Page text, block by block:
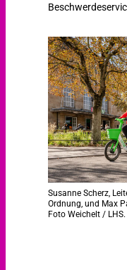
Susanne Scherz,
Ordnung, und Max
Foto Weichelt / LHS.